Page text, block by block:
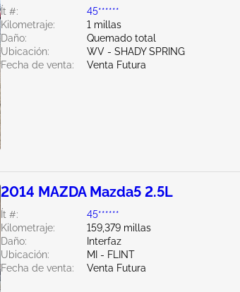
Ít #:
45******
Kilometraje:
1 millas
Daño:
Quemado total
Ubicación:
WV - SHADY SPRING
Fecha de venta:
Venta Futura
2014 MAZDA Mazda5 2.5L
Ít #:
45******
Kilometraje:
159,379 millas
Daño:
Interfaz
Ubicación:
MI - FLINT
Fecha de venta:
Venta Futura